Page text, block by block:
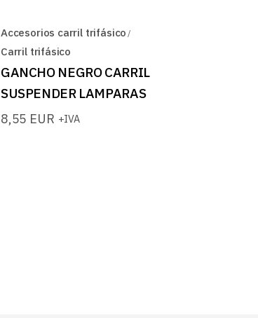
Accesorios carril trifásico
Carril trifásico
GANCHO NEGRO CARRIL
SUSPENDER LAMPARAS
8,55 EUR +IVA